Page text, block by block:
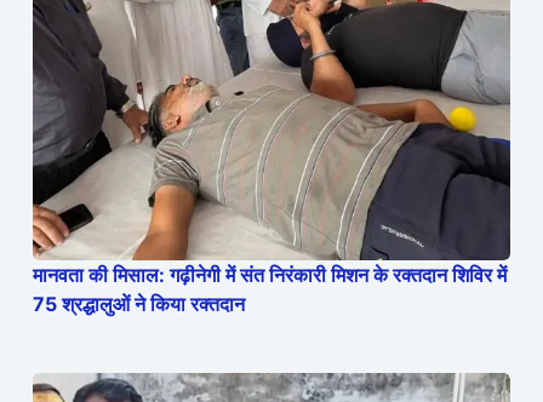
मानवता की मिसाल: गढ़ीनेगी में संत निरंकारी मिशन के रक्तदान शिविर में
75 श्रद्धालुओं ने किया रक्तदान